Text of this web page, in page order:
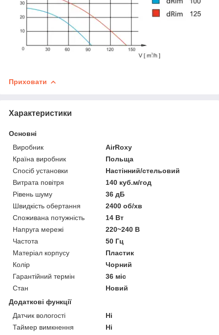
Приховати
Характеристики
Основні
Виробник
AirRoxy
Країна виробник
Польща
Спосіб установки
Настінний/стельовий
Витрата повітря
140 куб.м/год
Рівень шуму
36 дБ
Швидкість обертання
2400 об/хв
Споживана потужність
14 Вт
Напруга мережі
220~240 В
Частота
50 Гц
Матеріал корпусу
Пластик
Колір
Чорний
Гарантійний термін
36 міс
Стан
Новий
Додаткові функції
Датчик вологості
Ні
Таймер вимкнення
Ні